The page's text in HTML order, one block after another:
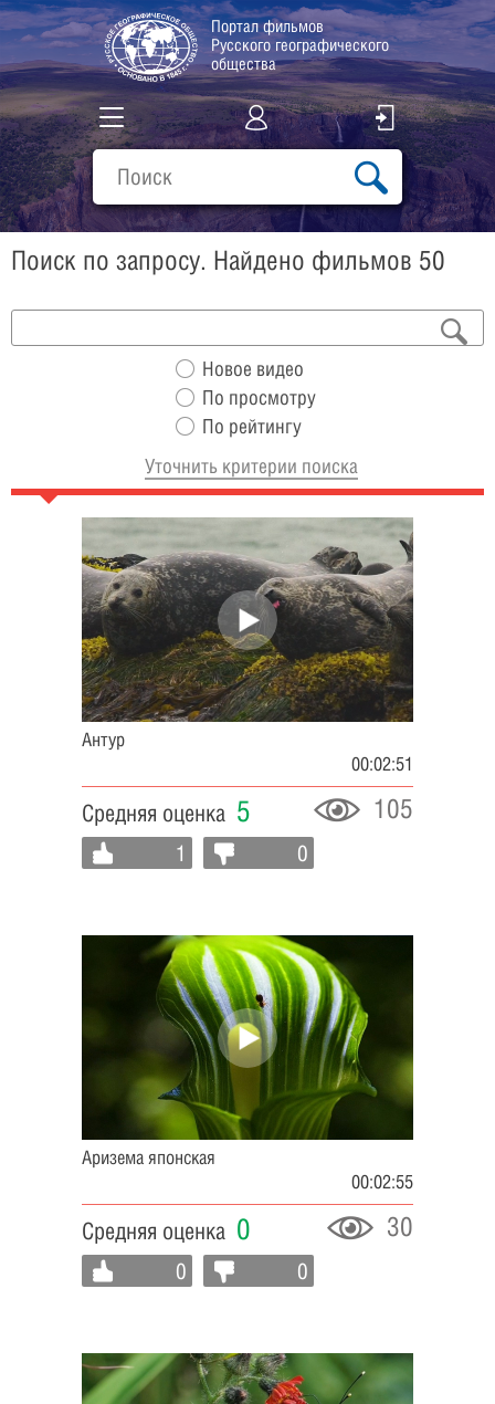
Портал фильмов
Русского географического
общества
Все фильмы
Подборки
О проекте
Поиск по запросу. Найдено фильмов 50
Новое видео
По просмотру
По рейтингу
Уточнить критерии поиска
Антур
00:02:51
Средняя оценка 5 105
1 0
Аризема японская
00:02:55
Средняя оценка 0 30
0 0